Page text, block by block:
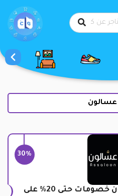
30%
كود خصم متجر عسالون خصومات حتى 20% على